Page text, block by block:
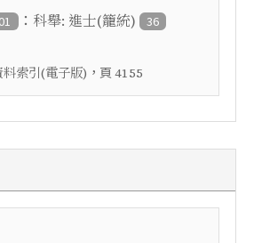
： 科舉: 進士(籠統) 36
索引(電子版) ，頁 4155